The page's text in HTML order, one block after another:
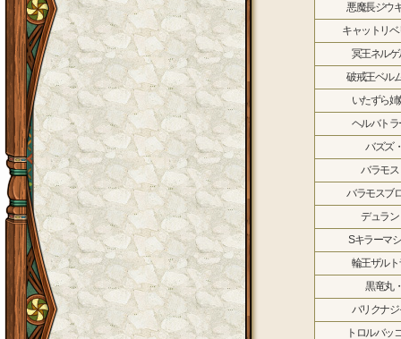
悪魔長ジウ
キャットリ
冥王ネルゲ
破戒王ベル
いたずら
ヘルバトラ
バズズ
バラモス
バラモスブ
デュラン
Sキラーマ
輪王ザルト
黒竜丸
バリクナジ
トロルバッ